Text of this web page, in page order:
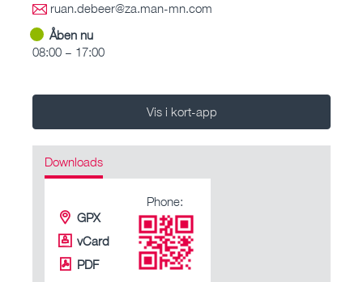
ruan.debeer@za.man-mn.com
Åben nu
08:00 – 17:00
Vis i kort-app
Downloads
GPX
vCard
PDF
Phone: